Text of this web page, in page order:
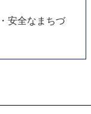
安全なまちづ